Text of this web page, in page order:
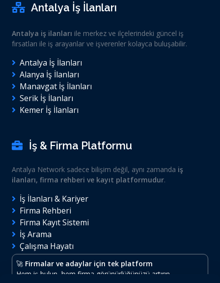
Antalya İş İlanları
Antalya iş ilanları ile merkez ve ilçelerindeki güncel iş
fırsatları ile iş arayanlar ve işverenler kolayca buluşabilir.
Antalya İş İlanları
Alanya İş İlanları
Manavgat İş İlanları
Serik İş İlanları
Kemer İş İlanları
İş & Firma Platformu
Antalya Network sadece bilişim değil, aynı zamanda iş
ilanları, firma rehberi ve kayıt platformudur.
İş İlanları & Kariyer
Firma Rehberi
Firma Kayıt Sistemi
İş Arama
Çalışma Hayatı
🚀 Firmalar ve adaylar için tek platform
Hem iş bulun, hem firma görünürlüğünüzü artırın.